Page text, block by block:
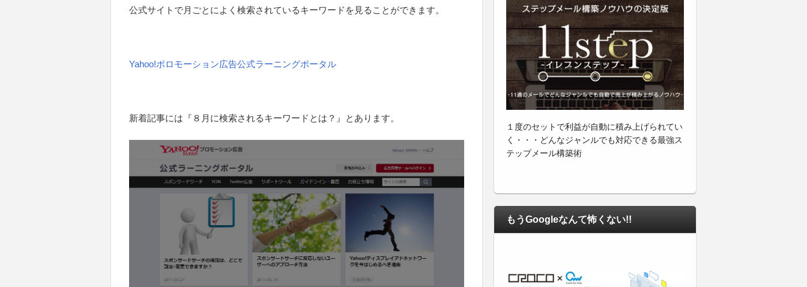
公式サイトで月ごとによく検索されているキーワードを見ることができます。
Yahoo!ポロモーション広告公式ラーニングポータル
新着記事には『８月に検索されるキーワードとは？』とあります。
１度のセットで利益が自動に積み上げられてい
く・・・どんなジャンルでも対応できる最強ス
テップメール構築術
もうGoogleなんて怖くない!!